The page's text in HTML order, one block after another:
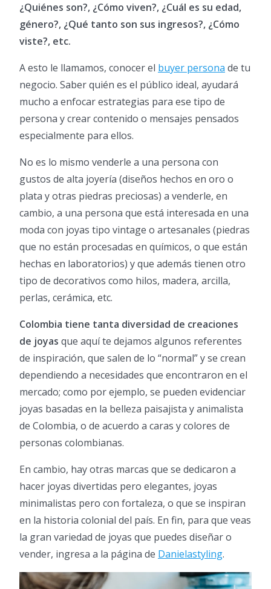
¿Quiénes son?, ¿Cómo viven?, ¿Cuál es su edad,
género?, ¿Qué tanto son sus ingresos?, ¿Cómo
viste?, etc.
A esto le llamamos, conocer el buyer persona de tu
negocio. Saber quién es el público ideal, ayudará
mucho a enfocar estrategias para ese tipo de
persona y crear contenido o mensajes pensados
especialmente para ellos.
No es lo mismo venderle a una persona con
gustos de alta joyería (diseños hechos en oro o
plata y otras piedras preciosas) a venderle, en
cambio, a una persona que está interesada en una
moda con joyas tipo vintage o artesanales (piedras
que no están procesadas en químicos, o que están
hechas en laboratorios) y que además tienen otro
tipo de decorativos como hilos, madera, arcilla,
perlas, cerámica, etc.
Colombia tiene tanta diversidad de creaciones
de joyas que aquí te dejamos algunos referentes
de inspiración, que salen de lo “normal” y se crean
dependiendo a necesidades que encontraron en el
mercado; como por ejemplo, se pueden evidenciar
joyas basadas en la belleza paisajista y animalista
de Colombia, o de acuerdo a caras y colores de
personas colombianas.
En cambio, hay otras marcas que se dedicaron a
hacer joyas divertidas pero elegantes, joyas
minimalistas pero con fortaleza, o que se inspiran
en la historia colonial del país. En fin, para que veas
la gran variedad de joyas que puedes diseñar o
vender, ingresa a la página de Danielastyling.